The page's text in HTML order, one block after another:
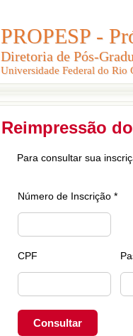
PROPESP -
Diretoria de Pós-
Universidade Federal do Rio
PROPESP -
Diretoria de Pós-
Universidade Federal do Rio
Reimpressão
Para consultar sua
Número de Inscrição *
CPF